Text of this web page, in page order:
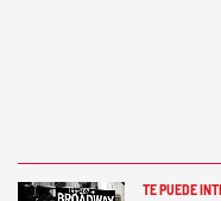
TE PUEDE